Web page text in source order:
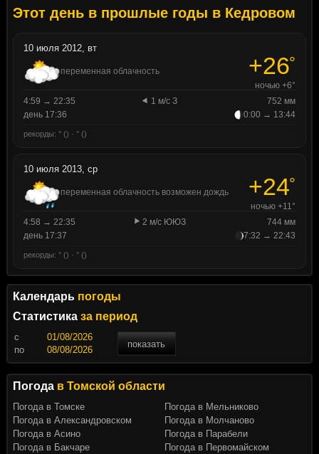
Этот день в прошлые годы в Кедровом
10 июля 2012, вт
переменная облачность +26°
ночью +6°
4:59 → 22:35
1 м/с З
752 мм
день 17:36
0:00 → 13:44
рекорды: ° () · ° ()
10 июля 2013, ср
переменная облачность возможен дождь +24°
ночью +11°
4:58 → 22:35
2 м/с ЮЮЗ
744 мм
день 17:37
7:32 → 22:43
рекорды: ° () · ° ()
Календарь погоды
Статистика за период
c
показать
по
Погода в Томской области
Погода в Томске
Погода в Александровском
Погода в Асино
Погода в Бакчаре
Погода в Мельниково
Погода в Молчаново
Погода в Парабели
Погода в Первомайском